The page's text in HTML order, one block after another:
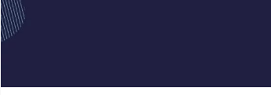
interrogations
sur
enjeux